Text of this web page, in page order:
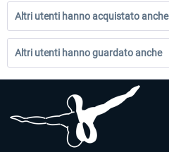
Altri utenti hanno acquistato anche
Altri utenti hanno guardato anche